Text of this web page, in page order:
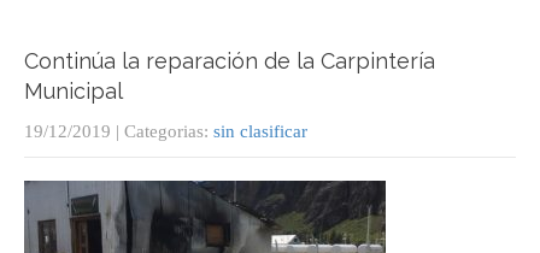
Continúa la reparación de la Carpintería
Municipal
19/12/2019 | Categorias: sin clasificar